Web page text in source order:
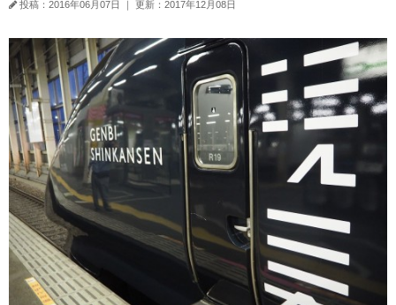
投稿：2016年06月07日 ｜ 更新：2017年12月08日